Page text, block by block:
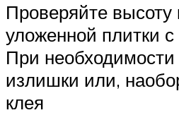
Проверяйте высоту
уложенной плитки
При необходимости
излишки или,
клея